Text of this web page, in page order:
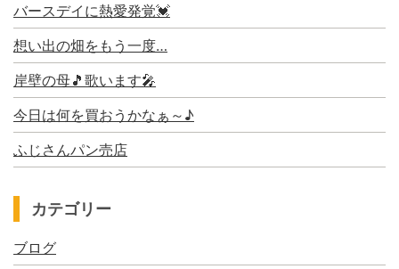
バースデイに熱愛発覚💓
想い出の畑をもう一度…
岸壁の母🎵歌います🎤
今日は何を買おうかなぁ～♪
ふじさんパン売店
カテゴリー
ブログ